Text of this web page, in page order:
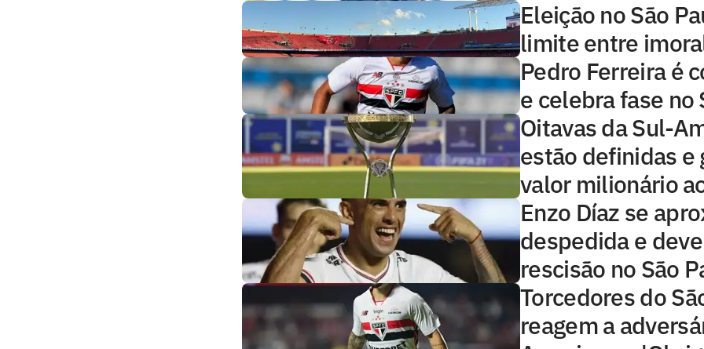
Eleição no São
limite entre
Pedro Ferreira é
e celebra fase no
Oitavas da Sul-
estão definidas e
valor milionário
Enzo Díaz se
despedida e
rescisão no São
Torcedores do
reagem a